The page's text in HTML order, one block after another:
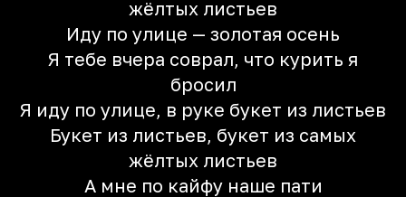
жёлтых листьев
Иду по улице — золотая осень
Я тебе вчера соврал, что курить я
бросил
Я иду по улице, в руке букет из листьев
Букет из листьев, букет из самых
жёлтых листьев
А мне по кайфу наше пати